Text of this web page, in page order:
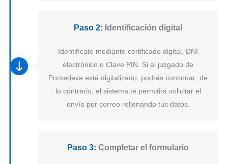
Paso 2: Identificación digital
Identifícate mediante certificado digital, DNI
electrónico o Clave PIN. Si el juzgado de
Pontedeva está digitalizado, podrás continuar; de
lo contrario, el sistema te permitirá solicitar el
envío por correo rellenando tus datos.
Paso 3: Completar el formulario